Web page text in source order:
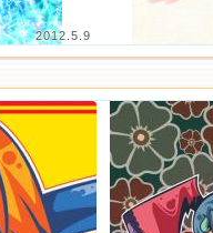
2012.5.9